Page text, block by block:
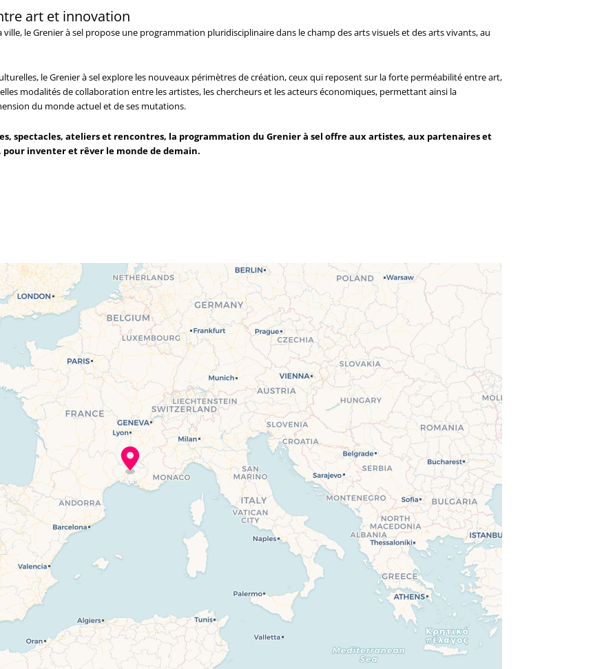
art et innovation
le Grenier à sel propose une programmation pluridisciplinaire dans le champ des arts visuels et des arts vivants, au
le Grenier à sel explore les nouveaux périmètres de création, ceux qui reposent sur la forte perméabilité entre art,
modalités de collaboration entre les artistes, les chercheurs et les acteurs économiques, permettant ainsi la
du monde actuel et de ses mutations.
spectacles, ateliers et rencontres, la programmation du Grenier à sel offre aux artistes, aux partenaires et
inventer et rêver le monde de demain.